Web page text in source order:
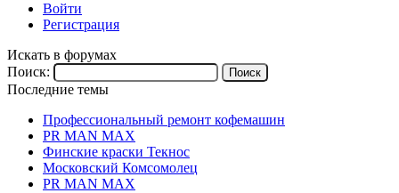
Войти
Регистрация
Искать в форумах
Поиск:
Последние темы
Профессиональный ремонт кофемашин
PR MAN MAX
Финские краски Текнос
Московский Комсомолец
PR MAN MAX